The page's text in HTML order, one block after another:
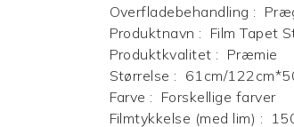
Overfladebehandling :
Produktnavn : Film Tapet
Produktkvalitet : Præmie
Størrelse : 61cm/
Farve : Forskellige farver
Filmtykkelse (med lim) :